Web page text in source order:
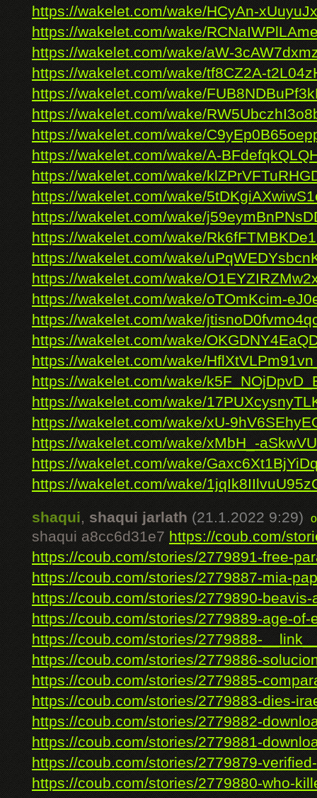
https://wakelet.com/wake/HCyAn-
https://wakelet.com/wake/
https://wakelet.com/wake/aW-
https://wakelet.com/wake/tf8CZ2A-
https://wakelet.com/wake/
https://wakelet.com/wake/
https://wakelet.com/wake/
https://wakelet.com/wake/A-
https://wakelet.com/wake/
https://wakelet.com/wake/
https://wakelet.com/wake/
https://wakelet.com/wake/
https://wakelet.com/wake/
https://wakelet.com/wake/
https://wakelet.com/wake/oTOmKcim-
https://wakelet.com/wake/
https://wakelet.com/wake/
https://wakelet.com/wake/
https://wakelet.com/wake/
https://wakelet.com/wake/
https://wakelet.com/wake/xU-
https://wakelet.com/wake/xMbH_-
https://wakelet.com/wake/
https://wakelet.com/wake/
shaqui, shaqui jarlath (21.1.2022 9:29)
shaqui a8cc6d31e7 https://coub.com/
https://coub.com/stories/2779891-free-
https://coub.com/stories/2779887-mia-
https://coub.com/stories/2779890-beavis-
https://coub.com/stories/2779889-age-of-
https://coub.com/stories/2779888-
https://coub.com/stories/2779886-
https://coub.com/stories/2779885-
https://coub.com/stories/2779883-dies-
https://coub.com/stories/2779882-
https://coub.com/stories/2779881-
https://coub.com/stories/2779879-
https://coub.com/stories/2779880-who-